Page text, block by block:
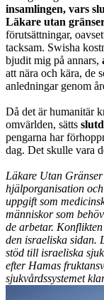
insamlingen, vars
Läkare utan
förutsättningar,
tacksam. Swisha
bjudit mig på annars,
att nära och kära, de
anledningar genom
Då det är humanitär
omvärlden, sätts
pengarna har
dag. Det skulle vara
Läkare Utan
hjälporganisation
uppgift som
människor som
de arbetar.
den israeliska sidan.
stöd till israeliska
efter Hamas
sjukvårdssystemet